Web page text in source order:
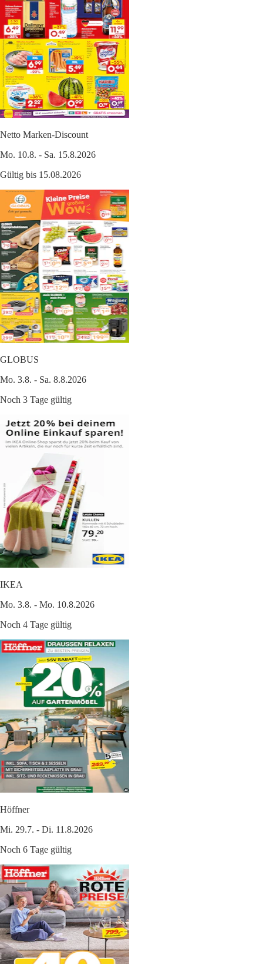
Netto Marken-Discount
Mo. 10.8. - Sa. 15.8.2026
Gültig bis 15.08.2026
GLOBUS
Mo. 3.8. - Sa. 8.8.2026
Noch 3 Tage gültig
IKEA
Mo. 3.8. - Mo. 10.8.2026
Noch 4 Tage gültig
Höffner
Mi. 29.7. - Di. 11.8.2026
Noch 6 Tage gültig